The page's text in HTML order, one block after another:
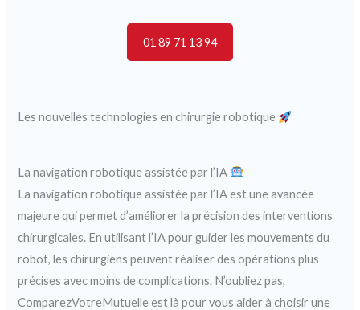
01 89 71 13 94
Les nouvelles technologies en chirurgie robotique
La navigation robotique assistée par l’IA
La navigation robotique assistée par l’IA est une avancée
majeure qui permet d’améliorer la précision des interventions
chirurgicales. En utilisant l’IA pour guider les mouvements du
robot, les chirurgiens peuvent réaliser des opérations plus
précises avec moins de complications. N’oubliez pas,
ComparezVotreMutuelle est là pour vous aider à choisir une